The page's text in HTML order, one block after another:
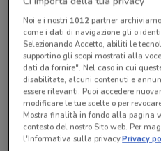
Chiama il negozio
Aperto
Lunedì 09:00 / 19:30
Martedì 09:00 / 19:30
Mercoledì 09:00 / 19:30
Giovedì 09:00 / 19:30
Venerdì 09:00 / 19:30
Sabato 09:00 / 19:30
Domenica Chiuso
06 22424019
Autoimport
Noi e i nostri 1012partner
come i dati di navigazione gli o
Selezionando Accetto, abiliti le
supportino gli scopi mostrati alla
dati da fornire". Nel caso in cui
disabilitate, alcuni contenuti e
essere rilevanti. Puoi accedere
modificare le tue scelte o per
Mostra finalità in fondo alla pagina
contesto del nostro Sito web. Per
l'Informativa sulla privacy.Privacy